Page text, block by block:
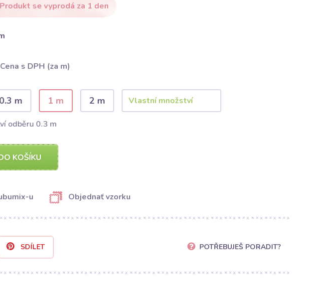
se vyprodá za 1 den
Cena s DPH (za m)
0.3 m 1 m 2 m
odběru 0.3 m
KOŠÍKU
u Objednať vzorku
SDÍLET POTŘEBUJEŠ PORADIT?